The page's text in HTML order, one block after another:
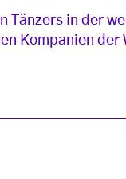
Tänzers in der
Kompanien der